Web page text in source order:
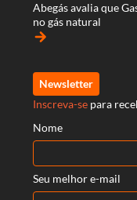
Abegás avalia que
no gás natural
arrow_forward
Newsletter
Inscreva-se para
Nome
Seu melhor e-mail